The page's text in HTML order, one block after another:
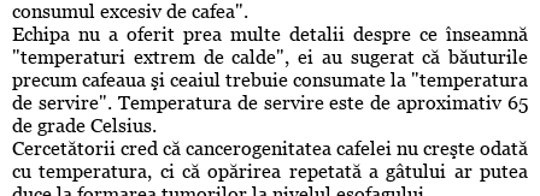
consumul excesiv de cafea".
Echipa nu a oferit prea multe detalii despre ce înseamnă
"temperaturi extrem de calde", ei au sugerat că băuturile
precum cafeaua şi ceaiul trebuie consumate la "temperatura
de servire". Temperatura de servire este de aproximativ 65
de grade Celsius.
Cercetătorii cred că cancerogenitatea cafelei nu creşte odată
cu temperatura, ci că opărirea repetată a gâtului ar putea